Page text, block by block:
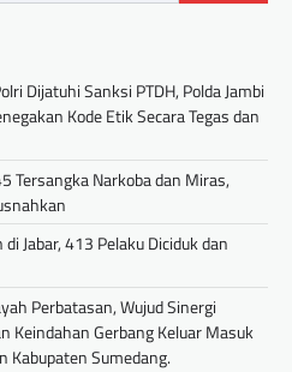
Dijatuhi Sanksi PTDH, Polda Jambi
Kode Etik Secara Tegas dan
Tersangka Narkoba dan Miras,
Jabar, 413 Pelaku Diciduk dan
Perbatasan, Wujud Sinergi
Keindahan Gerbang Keluar Masuk
Kabupaten Sumedang.